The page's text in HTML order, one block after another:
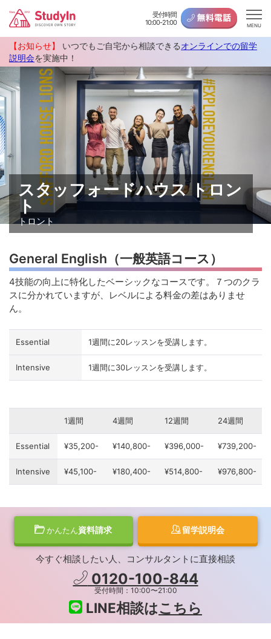
受付時間
10:00-21:00
MENU
【お知らせ】 いつでもご自宅から相談できるオンラインでの留学
説明会を実施中！
スタッフォードハウス トロン
ト
トロント
General English（一般英語コース）
4技能の向上に特化したベーシックなコースです。７つのクラ
スに分かれていますが、レベルによる料金の差はありませ
ん。
Essential 1週間に20レッスンを受講します。
Intensive 1週間に30レッスンを受講します。
1週間 4週間 12週間 24週間
Essential ¥35,200- ¥140,800- ¥396,000- ¥739,200-
Intensive ¥45,100- ¥180,400- ¥514,800- ¥976,800-
かんたん資料請求 留学説明会
今すぐ相談したい人、コンサルタントに直接相談
0120-100-844
受付時間：10:00〜21:00
LINE相談はこちら